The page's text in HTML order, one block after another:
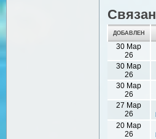
ДОБАВЛЕН
30 Мар
26
30 Мар
26
30 Мар
26
27 Мар
26
20 Мар
26